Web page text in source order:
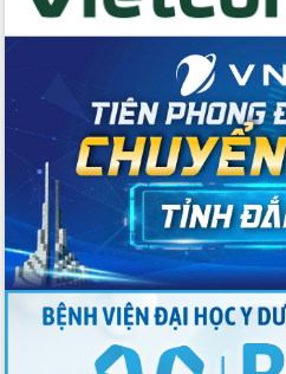
Bệnh án điện tử thúc đẩy chuyển đổi
số y tế tại Đắk Lắk
Chuyển đổi số thư viện: Mở rộng
không gian tri thức trong thời đại số
Đánh giá, rút kinh nghiệm công tác tổ
chức diễn tập trước ngày bầu cử
Chương trình “Gặp gỡ hữu nghị –
Friendship Meeting New Year 2026”
Bầu cử Quốc hội và HĐND: Cử tri Đắk
Lắk gửi gắm niềm tin, kỳ vọng vào lá
phiếu
Đắk Lắk sẵn sàng các điều kiện cho
Ngày hội bầu cử đại biểu Quốc hội
khóa XVI và HĐND các cấp nhiệm kỳ